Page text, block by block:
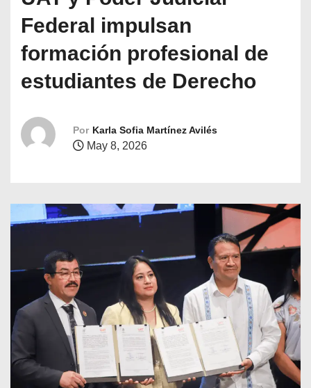
Federal impulsan
formación profesional de
estudiantes de Derecho
Por Karla Sofia Martínez Avilés
May 8, 2026